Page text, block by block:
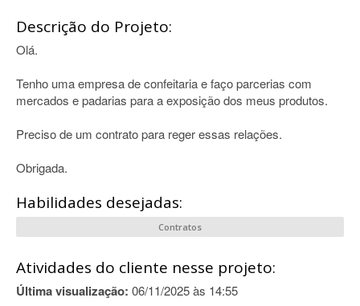
Descrição do Projeto:
Olá.
Tenho uma empresa de confeitaria e faço parcerias com
mercados e padarias para a exposição dos meus produtos.
Preciso de um contrato para reger essas relações.
Obrigada.
Habilidades desejadas:
Contratos
Atividades do cliente nesse projeto:
Última visualização: 06/11/2025 às 14:55